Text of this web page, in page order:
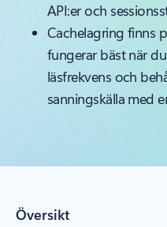
API:er och
Cachelagring finns
fungerar bäst när
läsfrekvens och
sanningskälla med
Översikt